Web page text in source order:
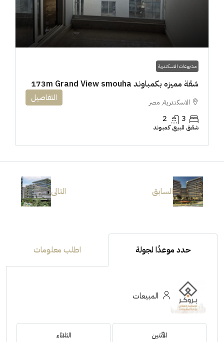
مشروعات الاسكندرية
شقة مميزه بكمباوند 173m Grand View smouha
الاسكندرية, مصر
3
2
شقق للبيع, كمبوند
التفاصيل
السابق التالى
حدد موعدًا لجولة اطلب معلومات
المبيعات
الأثنين الثلاثاء